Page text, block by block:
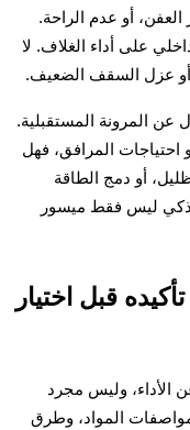
العفن، أو عدم الراحة.
على أداء الغلاف. لا
أو عزل السقف الضعيف.
المرونة المستقبلية.
احتياجات المرافق، فهل
أو دمج الطاقة
ليس فقط ميسور
قبل اختيار
الأداء، وليس مجرد
المواد، وطرق